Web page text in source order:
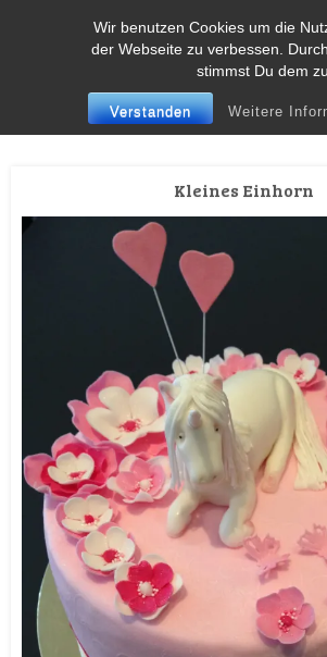
Wir benutzen Cookies um die
der Webseite zu verbessen.
stimmst Du dem zu.
Verstanden Weitere
Menu
SKIP TO CONTENT
Mobile
Exklusive Hochzeits- & ausgefallene Motivtorten,
von Torten für Fachpersonal und
Kleines Einhorn